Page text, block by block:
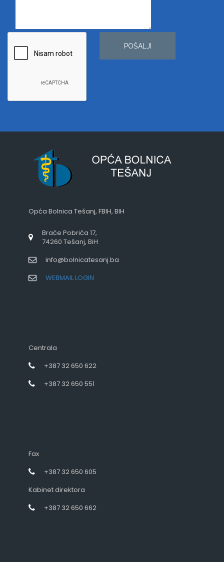
POŠALJI
Opća Bolnica Tešanj, FBIH, BIH
Braće Pobrića 17,
74260 Tešanj, BiH
info@bolnicatesanj.ba
WEBMAIL LOGIN
Centrala
+387 32 650 622
+387 32 650 551
Fax
+387 32 650 605
Kabinet direktora
+387 32 650 662